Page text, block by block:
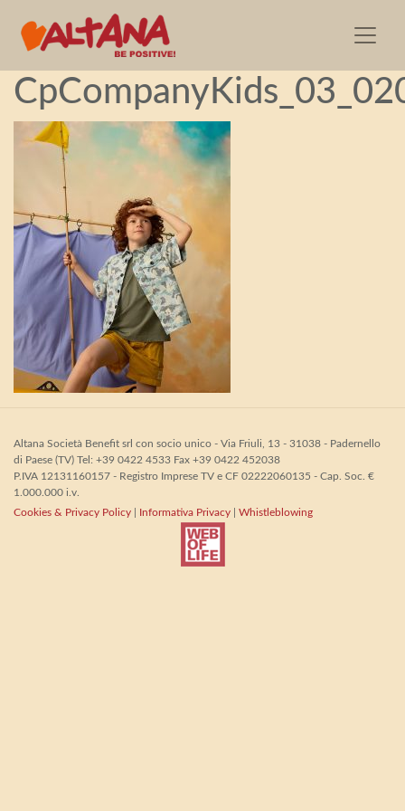
2023.10.26—
Altana Società Benefit srl con socio unico - Via Friuli, 13 - 31038 - Padernello
di Paese (TV) Tel: +39 0422 4533 Fax +39 0422 452038
P.IVA 12131160157 - Registro Imprese TV e CF 02222060135 - Cap. Soc. €
1.000.000 i.v.
Cookies & Privacy Policy
Informativa Privacy Whistleblowing